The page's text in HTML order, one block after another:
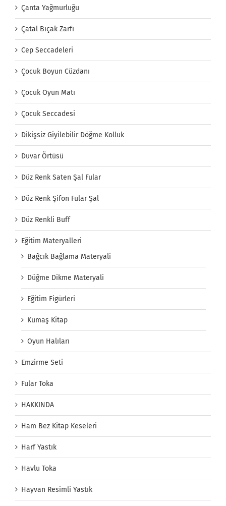
Çanta Yağmurluğu
Çatal Bıçak Zarfı
Cep Seccadeleri
Çocuk Boyun Cüzdanı
Çocuk Oyun Matı
Çocuk Seccadesi
Dikişsiz Giyilebilir Döğme Kolluk
Duvar Örtüsü
Düz Renk Saten Şal Fular
Düz Renk Şifon Fular Şal
Düz Renkli Buff
Eğitim Materyalleri
Bağcık Bağlama Materyali
Düğme Dikme Materyali
Eğitim Figürleri
Kumaş Kitap
Oyun Halıları
Emzirme Seti
Fular Toka
HAKKINDA
Ham Bez Kitap Keseleri
Harf Yastık
Havlu Toka
Hayvan Resimli Yastık